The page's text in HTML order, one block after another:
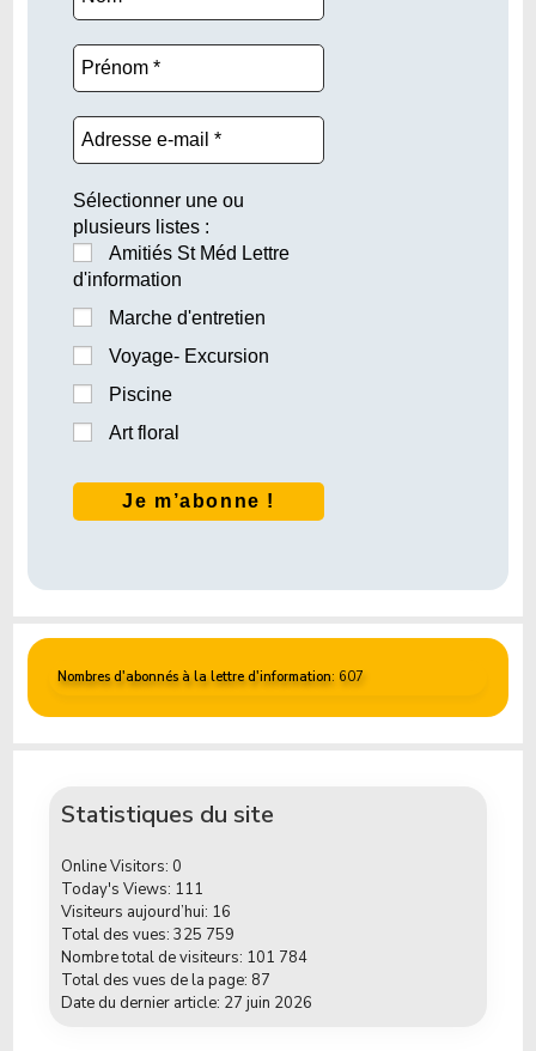
Sélectionner une ou
plusieurs listes :
Amitiés St Méd Lettre
d'information
Marche d'entretien
Voyage- Excursion
Piscine
Art floral
Nombres d'abonnés à la lettre d'information: 607
Statistiques du site
Online Visitors: 0
Today's Views: 111
Visiteurs aujourd’hui: 16
Total des vues:325 759
Nombre total de visiteurs: 101 784
Total des vues de la page: 87
Date du dernier article: 27 juin 2026